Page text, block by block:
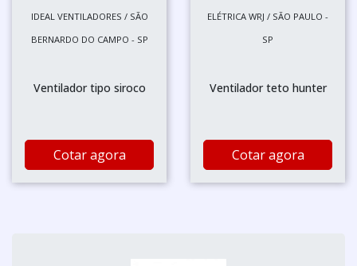
IDEAL VENTILADORES / SÃO
BERNARDO DO CAMPO - SP
Ventilador tipo siroco
Cotar agora
ELÉTRICA WRJ / SÃO PAULO -
SP
Ventilador teto hunter
Cotar agora